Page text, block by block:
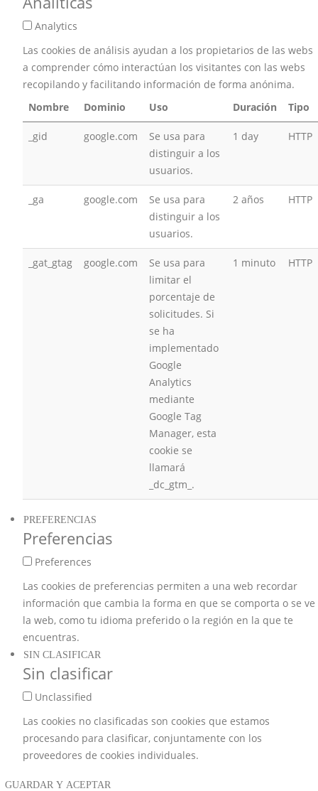
Analytics
Las cookies de análisis ayudan a los propietarios de las webs
a comprender cómo interactúan los visitantes con las webs
recopilando y facilitando información de forma anónima.
Nombre
Dominio Uso Duración Tipo
_gid google.com
Se usa para
distinguir a los
usuarios.
1 day HTTP
_ga google.com
Se usa para
distinguir a los
usuarios.
2 años HTTP
_gat_gtag google.com
Se usa para
limitar el
porcentaje de
solicitudes. Si
se ha
implementado
Google
Analytics
mediante
Google Tag
Manager, esta
cookie se
llamará
_dc_gtm_.
1 minuto HTTP
PREFERENCIAS
Preferencias
Preferences
Las cookies de preferencias permiten a una web recordar
información que cambia la forma en que se comporta o se ve
la web, como tu idioma preferido o la región en la que te
encuentras.
SIN CLASIFICAR
Sin clasificar
Unclassified
Las cookies no clasificadas son cookies que estamos
procesando para clasificar, conjuntamente con los
proveedores de cookies individuales.
GUARDAR Y ACEPTAR